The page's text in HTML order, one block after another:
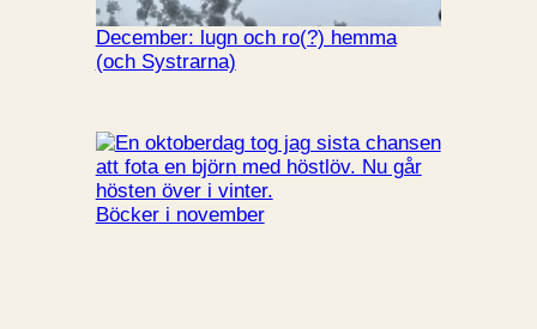
December: lugn och ro(?) hemma
(och Systrarna)
Böcker i november